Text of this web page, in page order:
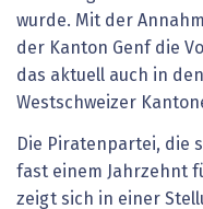
wurde. Mit der
der Kanton Genf die
das aktuell auch in
Westschweizer
Die Piratenpartei, die
fast einem Jahrzehnt
zeigt sich in einer